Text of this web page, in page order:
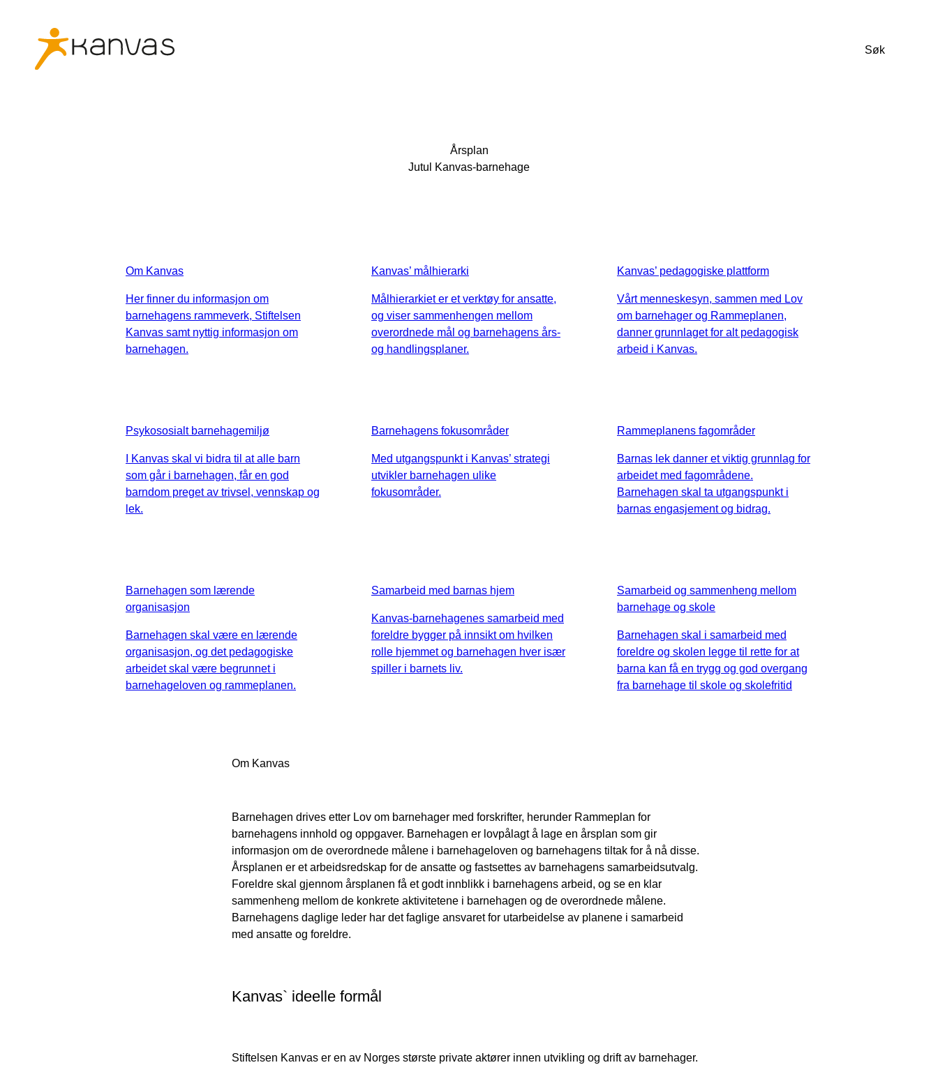
Søk
Årsplan
Jutul Kanvas-barnehage
Om Kanvas
Her finner du informasjon om
barnehagens rammeverk, Stiftelsen
Kanvas samt nyttig informasjon om
barnehagen.
Kanvas’ målhierarki
Målhierarkiet er et verktøy for ansatte,
og viser sammenhengen mellom
overordnede mål og barnehagens års-
og handlingsplaner.
Kanvas’ pedagogiske plattform
Vårt menneskesyn, sammen med Lov
om barnehager og Rammeplanen,
danner grunnlaget for alt pedagogisk
arbeid i Kanvas.
Psykososialt barnehagemiljø
I Kanvas skal vi bidra til at alle barn
som går i barnehagen, får en god
barndom preget av trivsel, vennskap og
lek.
Barnehagens fokusområder
Med utgangspunkt i Kanvas’ strategi
utvikler barnehagen ulike
fokusområder.
Rammeplanens fagområder
Barnas lek danner et viktig grunnlag for
arbeidet med fagområdene.
Barnehagen skal ta utgangspunkt i
barnas engasjement og bidrag.
Barnehagen som lærende
organisasjon
Barnehagen skal være en lærende
organisasjon, og det pedagogiske
arbeidet skal være begrunnet i
barnehageloven og rammeplanen.
Samarbeid med barnas hjem
Kanvas-barnehagenes samarbeid med
foreldre bygger på innsikt om hvilken
rolle hjemmet og barnehagen hver især
spiller i barnets liv.
Samarbeid og sammenheng mellom
barnehage og skole
Barnehagen skal i samarbeid med
foreldre og skolen legge til rette for at
barna kan få en trygg og god overgang
fra barnehage til skole og skolefritid
Om Kanvas
Barnehagen drives etter Lov om barnehager med forskrifter, herunder Rammeplan for
barnehagens innhold og oppgaver. Barnehagen er lovpålagt å lage en årsplan som gir
informasjon om de overordnede målene i barnehageloven og barnehagens tiltak for å nå disse.
Årsplanen er et arbeidsredskap for de ansatte og fastsettes av barnehagens samarbeidsutvalg.
Foreldre skal gjennom årsplanen få et godt innblikk i barnehagens arbeid, og se en klar
sammenheng mellom de konkrete aktivitetene i barnehagen og de overordnede målene.
Barnehagens daglige leder har det faglige ansvaret for utarbeidelse av planene i samarbeid
med ansatte og foreldre.
Kanvas` ideelle formål
Stiftelsen Kanvas er en av Norges største private aktører innen utvikling og drift av barnehager.